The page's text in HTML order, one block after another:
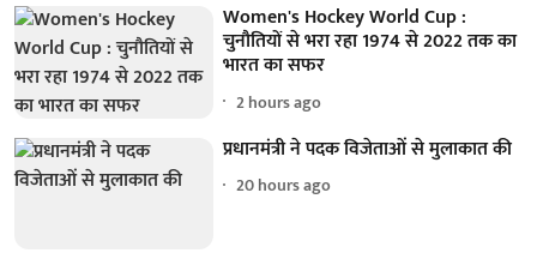
Women's Hockey World Cup :
चुनौतियों से भरा रहा 1974 से 2022 तक का
भारत का सफर
2 hours ago
प्रधानमंत्री ने पदक विजेताओं से मुलाकात की
20 hours ago